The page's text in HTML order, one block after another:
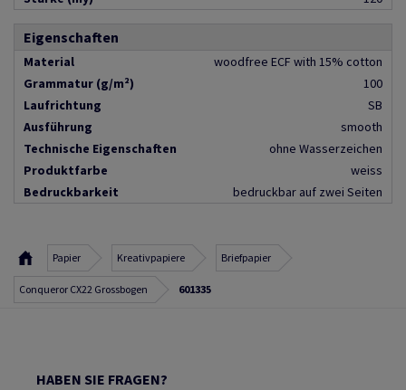
Eigenschaften
Material
woodfree ECF with 15% cotton
Grammatur (g/m²)
100
Laufrichtung
SB
Ausführung
smooth
Technische Eigenschaften
ohne Wasserzeichen
Produktfarbe
weiss
Bedruckbarkeit
bedruckbar auf zwei Seiten
Papier Kreativpapiere Briefpapier
Conqueror CX22 Grossbogen 601335
HABEN SIE FRAGEN?